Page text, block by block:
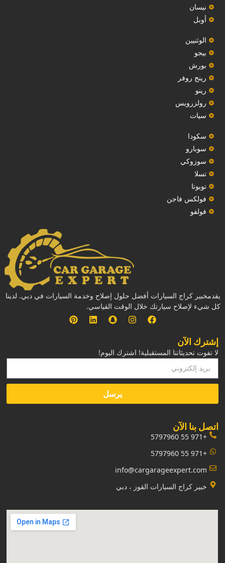
نيسان
أوبل
‏الوثنيين‏
بيجو
بورش
رينج روفر
رينو
رولزرويس
سيات
سكودا
‏سوبارو‏
سوزوكي
تسلا
تويوتا
فولكس فاجن
فولفو
يقدمخبير كراج السيارات أفضل حلول إصلاح وخدمة السيارات في دبي. لدينا
كل شيء لإصلاح سيارتك خلال الوقت القياسي.
إشترك الآن
لا تفوت تحديثاتنا المستقبلية! اشترك اليوم!
يرسل
‏اتصل بنا الآن‏
+971 55 5797960
+971 55 5797960
info@cargarageexpert.com
‏خبير كراج السيارات القوز ، دبي‏